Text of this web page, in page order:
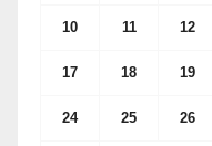
10 11 12
17 18 19
24 25 26